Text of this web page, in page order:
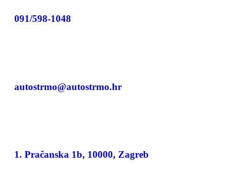
091/598-1048
autostrmo@autostrmo.hr
1. Pračanska 1b, 10000, Zagreb